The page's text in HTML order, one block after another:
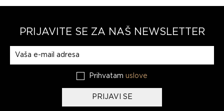
PRIJAVITE SE ZA NAŠ NEWSLETTER
Prihvatam uslove
PRIJAVI SE